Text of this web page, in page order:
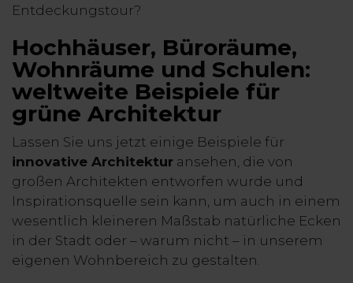
Entdeckungstour?
Hochhäuser, Büroräume,
Wohnräume und Schulen:
weltweite Beispiele für
grüne Architektur
Lassen Sie uns jetzt einige Beispiele für
innovative Architektur ansehen, die von
großen Architekten entworfen wurde und
Inspirationsquelle sein kann, um auch in einem
wesentlich kleineren Maßstab natürliche Ecken
in der Stadt oder – warum nicht – in unserem
eigenen Wohnbereich zu gestalten.